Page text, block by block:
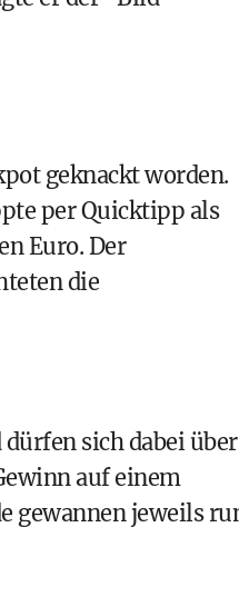
geknackt worden.
per Quicktipp als
Euro. Der
die
sich dabei über
auf einem
gewannen jeweils